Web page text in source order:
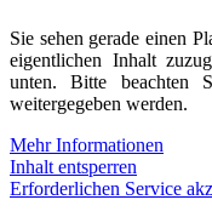
Sie sehen gerade einen
eigentlichen Inhalt
unten. Bitte beachten
weitergegeben werden.
Mehr Informationen
Inhalt entsperren
Erforderlichen Service